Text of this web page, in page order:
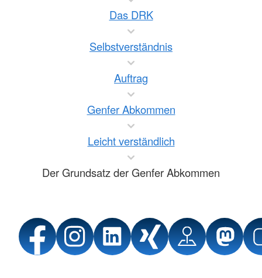
Das DRK
Selbstverständnis
Auftrag
Genfer Abkommen
Leicht verständlich
Der Grundsatz der Genfer Abkommen